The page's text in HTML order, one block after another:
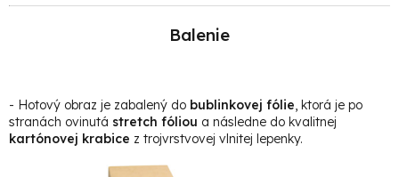
Balenie
- Hotový obraz je zabalený do bublinkovej fólie, ktorá je po
stranách ovinutá stretch fóliou a následne do kvalitnej
kartónovej krabice z trojvrstvovej vlnitej lepenky.